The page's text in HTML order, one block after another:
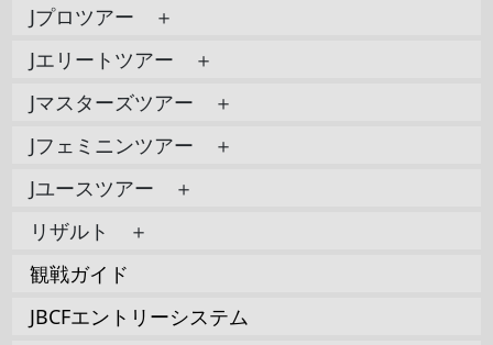
Jプロツアー ＋
Jエリートツアー ＋
Jマスターズツアー ＋
Jフェミニンツアー ＋
Jユースツアー ＋
リザルト ＋
観戦ガイド
JBCFエントリーシステム